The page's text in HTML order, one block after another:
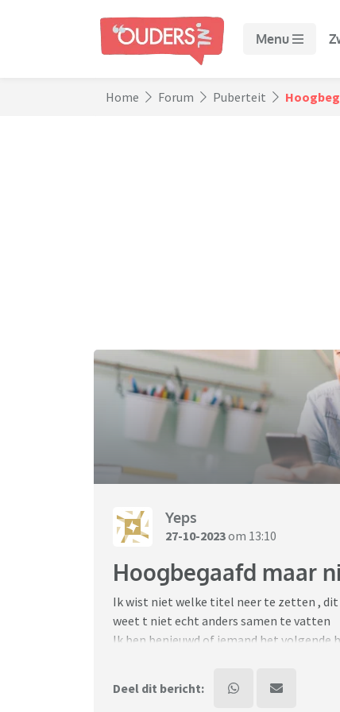
Menu
Home Forum Puberteit
Yeps
27-10-2023om 13:10
Hoogbegaafd maar
Ik wist niet welke titel neer te zetten , dit
weet t niet echt anders samen te vatten
Ik ben benieuwd of iemand het volgende
heeft ook ADHD. Inmiddels een jaar aan de
Deel dit bericht: